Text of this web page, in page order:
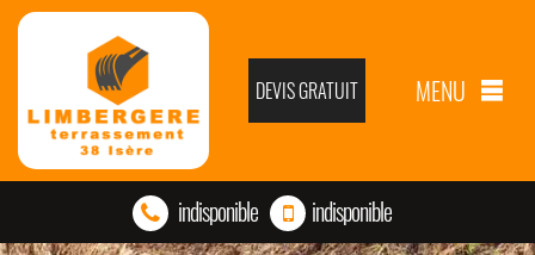
DEVIS GRATUIT MENU
indisponible indisponible